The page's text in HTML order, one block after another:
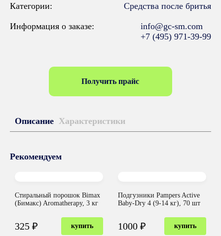
Категории: Средства после бритья
Информация о заказе:
info@gc-sm.com
+7 (495) 971-39-99
Получить прайс
Описание Характеристики
Рекомендуем
Стиральный порошок Bimax
(Бимакс) Aromatherapy, 3 кг
325 ₽ купить
Подгузники Pampers Active
Baby-Dry 4 (9-14 кг), 70 шт
1000 ₽ купить